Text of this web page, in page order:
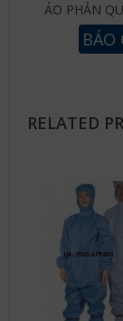
ÁO PHẢN
BÁO
RELATED